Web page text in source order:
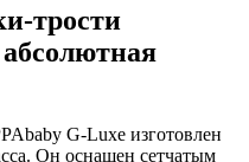
трости
G-Luxe изготовлен
Он оснащен сетчатым